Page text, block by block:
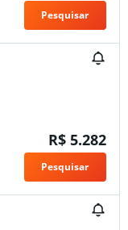
Pesquisar
R$ 5.282
Pesquisar